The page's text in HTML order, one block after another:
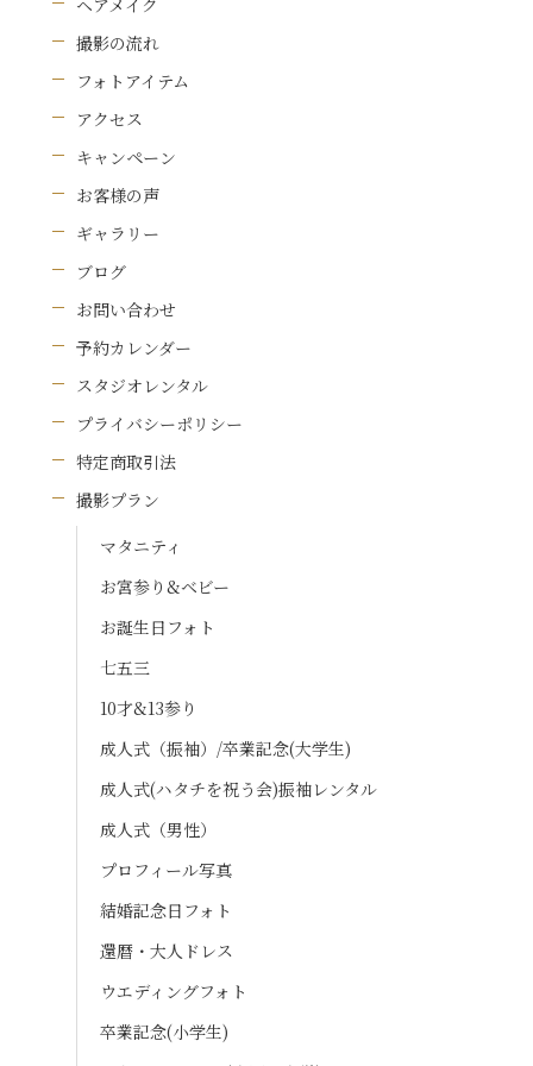
ヘアメイク
撮影の流れ
フォトアイテム
アクセス
キャンペーン
お客様の声
ギャラリー
ブログ
お問い合わせ
予約カレンダー
スタジオレンタル
プライバシーポリシー
特定商取引法
撮影プラン
マタニティ
お宮参り&ベビー
お誕生日フォト
七五三
10才&13参り
成人式（振袖）/卒業記念(大学生)
成人式(ハタチを祝う会)振袖レンタル
成人式（男性）
プロフィール写真
結婚記念日フォト
還暦・大人ドレス
ウエディングフォト
卒業記念(小学生)